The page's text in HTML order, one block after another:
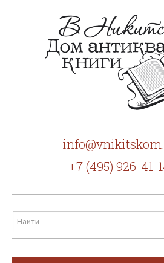
+7 (495) 926-41-